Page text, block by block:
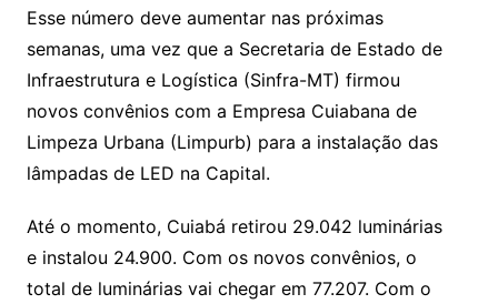
Esse número deve aumentar nas próximas
semanas, uma vez que a Secretaria de Estado de
Infraestrutura e Logística (Sinfra-MT) firmou
novos convênios com a Empresa Cuiabana de
Limpeza Urbana (Limpurb) para a instalação das
lâmpadas de LED na Capital.
Até o momento, Cuiabá retirou 29.042 luminárias
e instalou 24.900. Com os novos convênios, o
total de luminárias vai chegar em 77.207. Com o